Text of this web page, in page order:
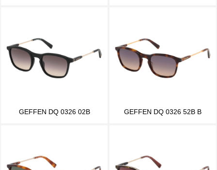
GEFFEN DQ 0326 02B GEFFEN DQ 0326 52B B